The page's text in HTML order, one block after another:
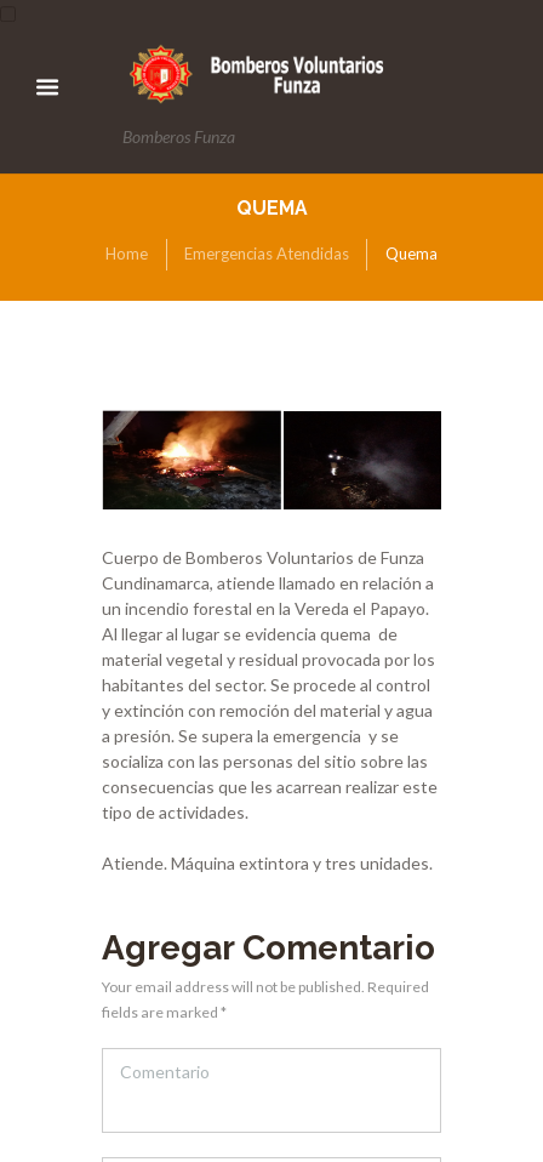
Bomberos Funza
QUEMA
Home Emergencias Atendidas Quema
Cuerpo de Bomberos Voluntarios de Funza
Cundinamarca, atiende llamado en relación a
un incendio forestal en la Vereda el Papayo.
Al llegar al lugar se evidencia quema de
material vegetal y residual provocada por los
habitantes del sector. Se procede al control
y extinción con remoción del material y agua
a presión. Se supera la emergencia y se
socializa con las personas del sitio sobre las
consecuencias que les acarrean realizar este
tipo de actividades.
Atiende. Máquina extintora y tres unidades.
Agregar Comentario
Your email address will not be published. Required
fields are marked *